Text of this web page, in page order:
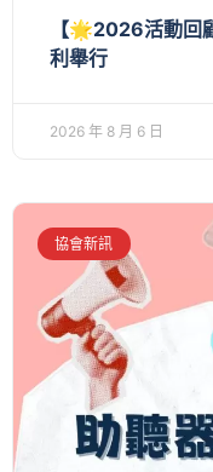
【🌟2026活動
利舉行
2026 年 8 月 6 日
協會新訊